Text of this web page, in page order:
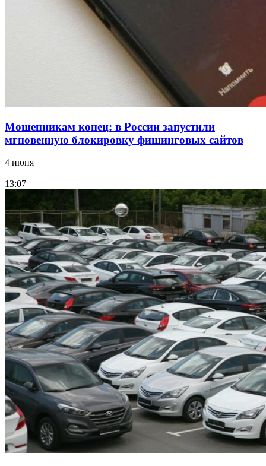
Волгоградские компании нарастили экспорт:
заключены контракты на 3,6 млн долларов
Мошенникам конец: в России запустили
мгновенную блокировку фишинговых сайтов
4 июня
13:07